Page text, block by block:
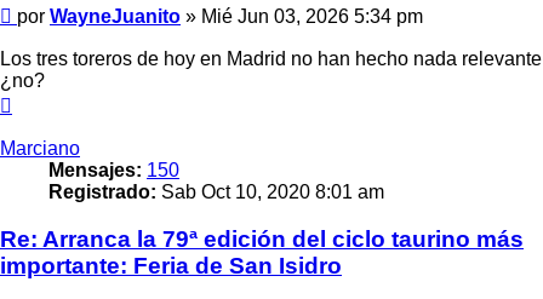
Mensaje
por WayneJuanito » Mié Jun 03, 2026 5:34 pm
Los tres toreros de hoy en Madrid no han hecho nada relevante
¿no?
Marciano
Mensajes: 150
Registrado: Sab Oct 10, 2020 8:01 am
Re: Arranca la 79ª edición del ciclo taurino más
importante: Feria de San Isidro